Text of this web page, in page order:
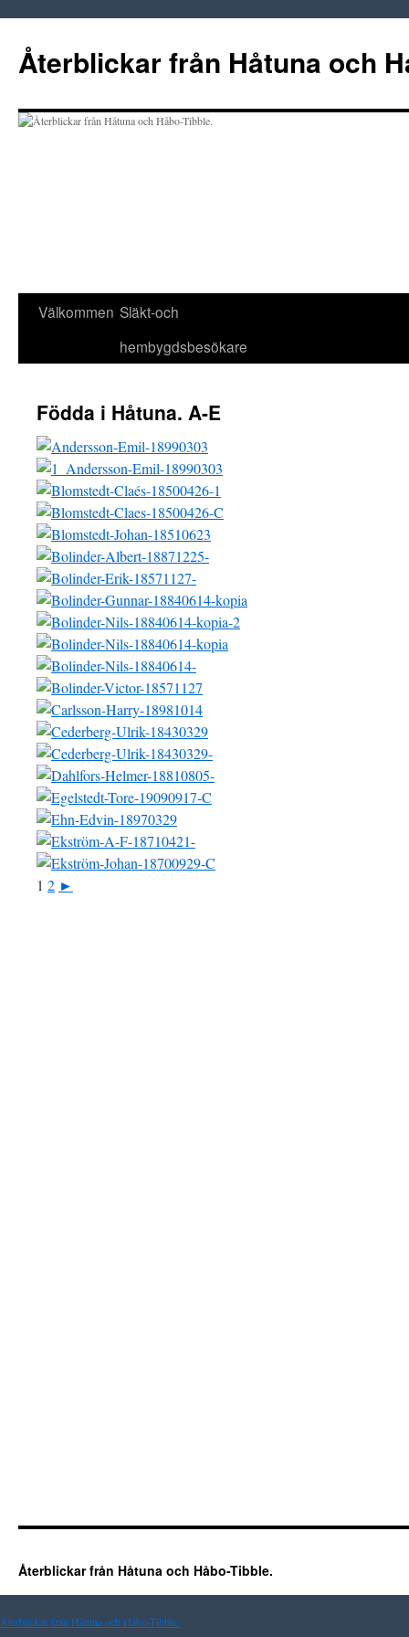
innehåll
Återblickar från Håtuna och
Välkommen Släkt-och
hembygdsbesökare
Födda i Håtuna. A-E
1 2 ►
Återblickar från Håtuna och Håbo-Tibble.
Återblickar från Håtuna och Håbo-Tibble.